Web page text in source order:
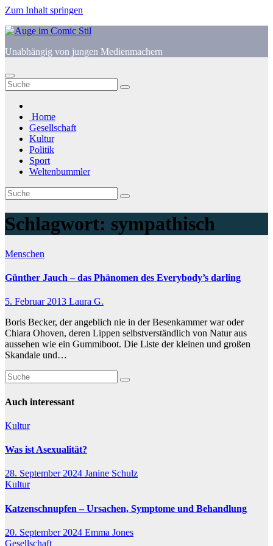
Zum Inhalt springen
Unabhängig von jungen Medienmachern
Home
Gesellschaft
Kultur
Politik
Sport
Weltenbummler
Schlagwort: sympathisch
Menschen
Günther Jauch – das Phänomen des Everybody’s darling
5. Februar 2013 Laura G.
Boris Becker, der angeblich nie in der Besenkammer war oder
Chiara Ohoven, deren Lippen selbstverständlich von Natur aus
aussehen wie ein Gummiboot. Die Liste der kleinen und großen
Skandale und…
Auch interessant
Kultur
Was ist Asexualität?
28. September 2024 Janine Schulz
Kultur
Katzenschnupfen – Ursachen, Symptome und Behandlung
20. September 2024 Emma Jones
Gesellschaft